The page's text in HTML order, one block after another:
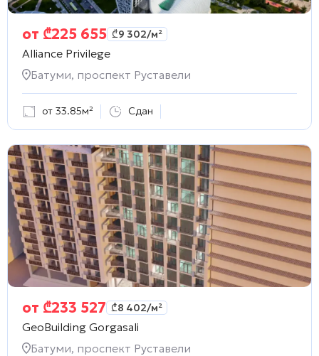
от ₾225 655 ₾9 302/м²
Alliance Privilege
Батуми, проспект Руставели
от 33.85м² Сдан
от ₾233 527 ₾8 402/м²
GeoBuilding Gorgasali
Батуми, проспект Руставели